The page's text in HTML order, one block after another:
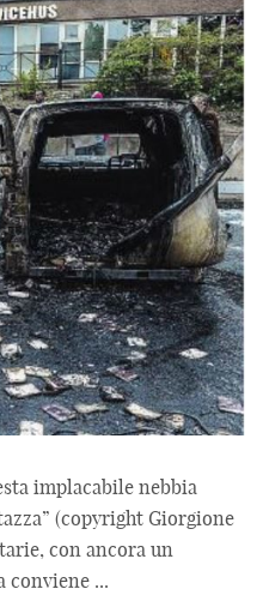
implacabile nebbia
(copyright Giorgione
con ancora un
conviene ...